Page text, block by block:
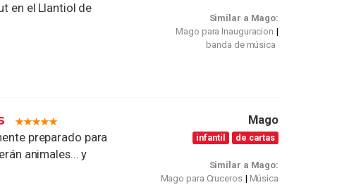
en el Llantiol de
Similar a Mago:
Mago para Inauguracion
banda de música
preparado para
animales... y
Mago
infantil de cartas
Similar a Mago:
Mago para Cruceros
Música